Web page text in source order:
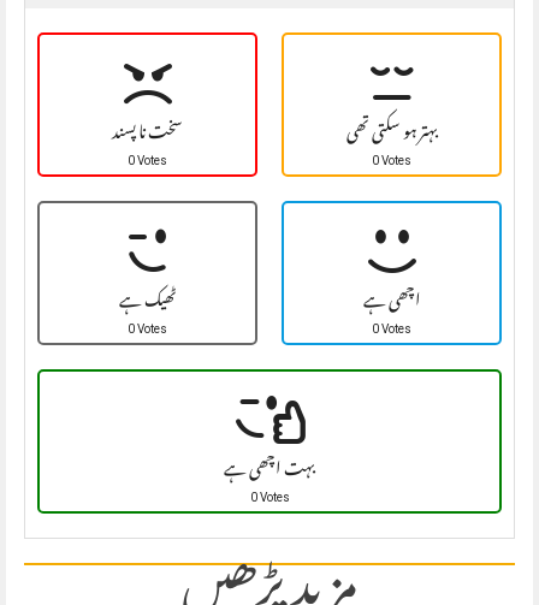
سخت نا پسند
0 Votes بہتر ہو سکتی تھی
0 Votes
ٹھیک ہے
0 Votes اچھی ہے
0 Votes
بہت اچھی ہے
0 Votes